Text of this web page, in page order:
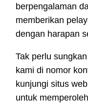
berpengalaman
memberikan
dengan harapan
Tak perlu
kami di nomor
kunjungi situs
untuk